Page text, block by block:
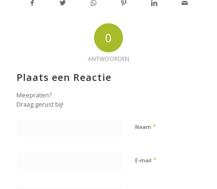
0
ANTWOORDEN
Plaats een Reactie
Meepraten?
Draag gerust bij!
Naam *
E-mail *